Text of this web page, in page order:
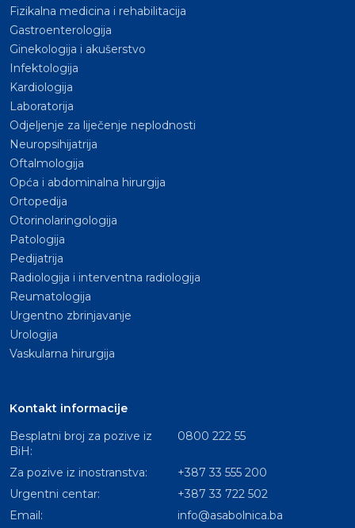
Fizikalna medicina i rehabilitacija
Gastroenterologija
Ginekologija i akušerstvo
Infektologija
Kardiologija
Laboratorija
Odjeljenje za liječenje neplodnosti
Neuropsihijatrija
Oftalmologija
Opća i abdominalna hirurgija
Ortopedija
Otorinolaringologija
Patologija
Pedijatrija
Radiologija i interventna radiologija
Reumatologija
Urgentno zbrinjavanje
Urologija
Vaskularna hirurgija
Kontakt informacije
Besplatni broj za pozive iz
BiH:
0800 222 55
Za pozive iz inostranstva:
+387 33 555 200
Urgentni centar:
+387 33 722 502
Email:
info@asabolnica.ba